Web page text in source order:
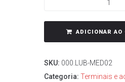
ADICIONAR AO
SKU: 000.LUB-MED02
Categoria: Terminais e